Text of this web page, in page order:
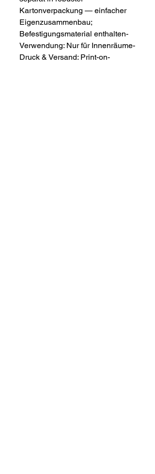
Kartonverpackung — einfacher
Eigenzusammenbau;
Befestigungsmaterial enthalten-
Verwendung: Nur für Innenräume-
Druck & Versand: Print-on-